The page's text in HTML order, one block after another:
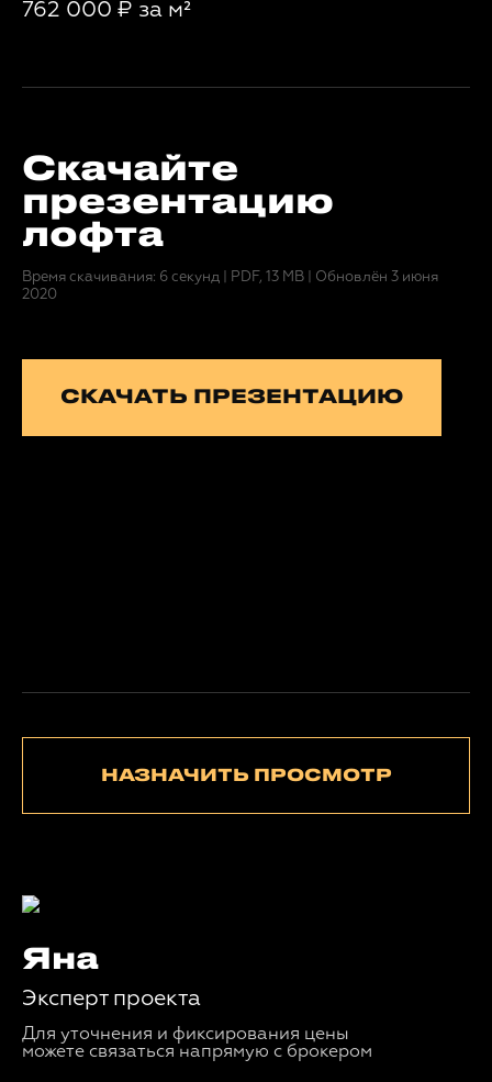
762 000 ₽ за м²
Скачайте
презентацию
лофта
Время скачивания: 6 секунд PDF, 13 MB
Обновлён 3 июня
2020
СКАЧАТЬ ПРЕЗЕНТАЦИЮ
Яна
Эксперт проекта
Для уточнения и фиксирования цены
можете связаться напрямую с брокером
НАЗНАЧИТЬ ПРОСМОТР